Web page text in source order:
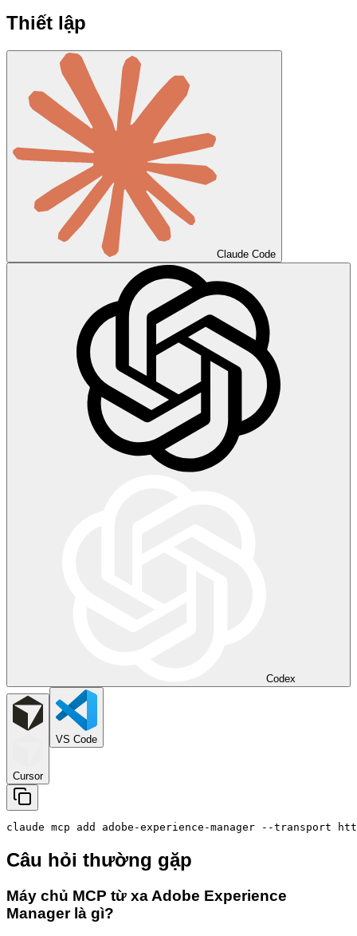
Thiết lập
Claude Code
Codex
Cursor
VS Code
claude mcp add adobe-experience-manager --transport
Câu hỏi thường gặp
Máy chủ MCP từ xa Adobe Experience
Manager là gì?